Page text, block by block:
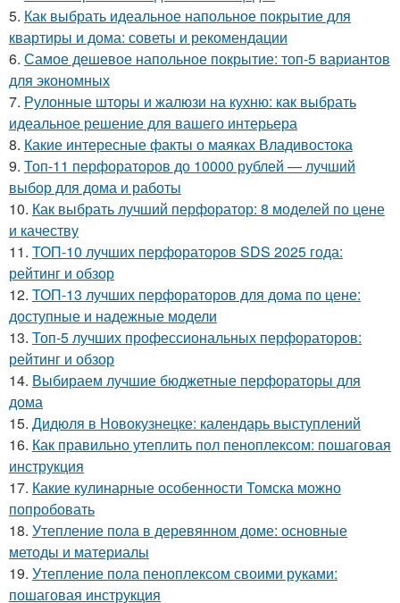
5. Как выбрать идеальное напольное покрытие для
квартиры и дома: советы и рекомендации
6. Самое дешевое напольное покрытие: топ-5 вариантов
для экономных
7. Рулонные шторы и жалюзи на кухню: как выбрать
идеальное решение для вашего интерьера
8. Какие интересные факты о маяках Владивостока
9. Топ-11 перфораторов до 10000 рублей — лучший
выбор для дома и работы
10. Как выбрать лучший перфоратор: 8 моделей по цене
и качеству
11. ТОП-10 лучших перфораторов SDS 2025 года:
рейтинг и обзор
12. ТОП-13 лучших перфораторов для дома по цене:
доступные и надежные модели
13. Топ-5 лучших профессиональных перфораторов:
рейтинг и обзор
14. Выбираем лучшие бюджетные перфораторы для
дома
15. Дидюля в Новокузнецке: календарь выступлений
16. Как правильно утеплить пол пеноплексом: пошаговая
инструкция
17. Какие кулинарные особенности Томска можно
попробовать
18. Утепление пола в деревянном доме: основные
методы и материалы
19. Утепление пола пеноплексом своими руками:
пошаговая инструкция